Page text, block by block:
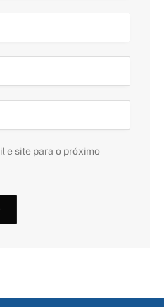
e site para o próximo